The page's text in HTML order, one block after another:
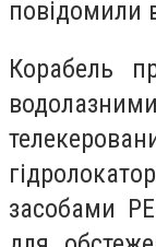
повідомили
Корабель
засобами